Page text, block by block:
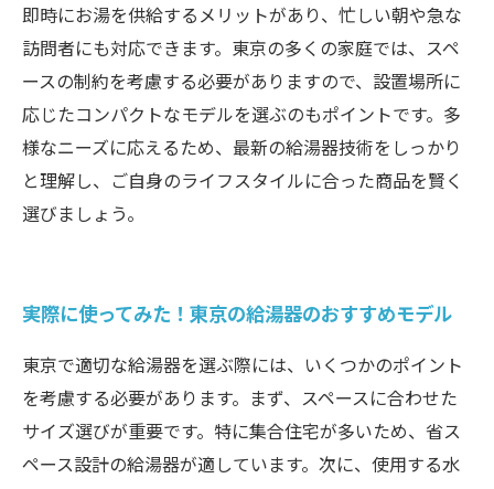
即時にお湯を供給するメリットがあり、忙しい朝や急な
訪問者にも対応できます。東京の多くの家庭では、スペ
ースの制約を考慮する必要がありますので、設置場所に
応じたコンパクトなモデルを選ぶのもポイントです。多
様なニーズに応えるため、最新の給湯器技術をしっかり
と理解し、ご自身のライフスタイルに合った商品を賢く
選びましょう。
実際に使ってみた！東京の給湯器のおすすめモデル
東京で適切な給湯器を選ぶ際には、いくつかのポイント
を考慮する必要があります。まず、スペースに合わせた
サイズ選びが重要です。特に集合住宅が多いため、省ス
ペース設計の給湯器が適しています。次に、使用する水